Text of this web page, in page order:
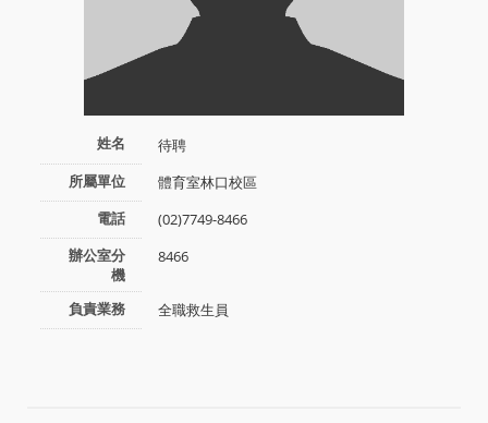
姓名
待聘
所屬單位
體育室林口校區
電話
(02)7749-8466
辦公室分
機
8466
負責業務 全職救生員